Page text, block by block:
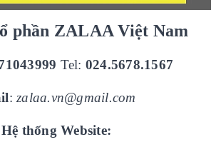
phần ZALAA Việt Nam
Tel: 024.5678.1567
: zalaa.vn@gmail.com
Hệ thống Website: